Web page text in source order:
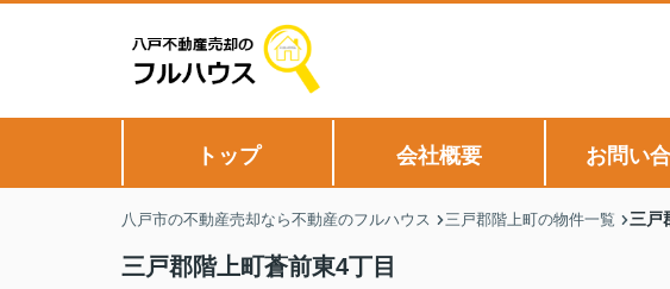
トップ 会社概要 お問い
八戸市の不動産売却なら不動産のフルハウス 三戸郡階上町の物件一覧 三戸
三戸郡階上町蒼前東4丁目